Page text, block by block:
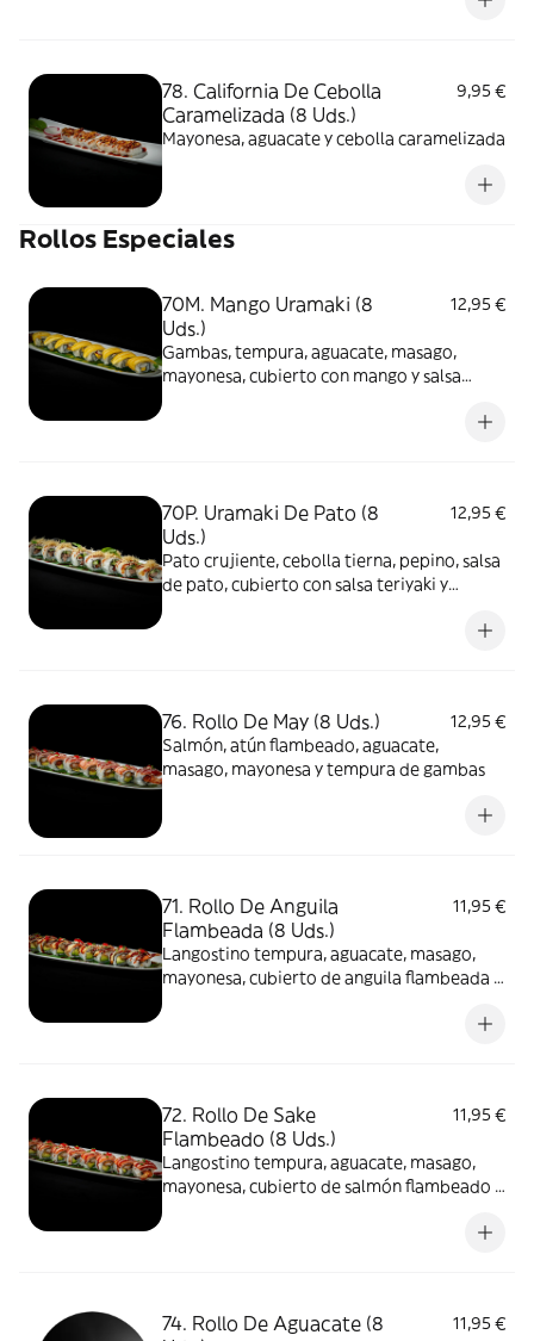
78. California De Cebolla
Caramelizada (8 Uds.)
9,95 €
Mayonesa, aguacate y cebolla caramelizada
Rollos Especiales
70M. Mango Uramaki (8
Uds.)
12,95 €
Gambas, tempura, aguacate, masago,
mayonesa, cubierto con mango y salsa
70P. Uramaki De Pato (8
Uds.)
12,95 €
Pato crujiente, cebolla tierna, pepino, salsa
de pato, cubierto con salsa teriyaki y
76. Rollo De May (8 Uds.)
12,95 €
Salmón, atún flambeado, aguacate,
masago, mayonesa y tempura de gambas
71. Rollo De Anguila
Flambeada (8 Uds.)
11,95 €
Langostino tempura, aguacate, masago,
mayonesa, cubierto de anguila flambeada y
72. Rollo De Sake
Flambeado (8 Uds.)
11,95 €
Langostino tempura, aguacate, masago,
mayonesa, cubierto de salmón flambeado y
74. Rollo De Aguacate (8
11,95 €